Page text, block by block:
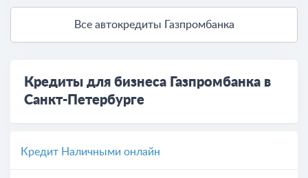
Все автокредиты Газпромбанка
Кредиты для бизнеса Газпромбанка в
Санкт-Петербурге
Кредит Наличными онлайн